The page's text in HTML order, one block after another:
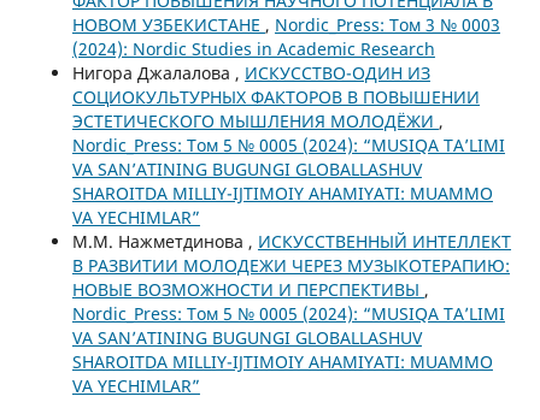
НОВОМ УЗБЕКИСТАНЕ , Nordic_Press: Том 3 № 0003
(2024): Nordic Studies in Academic Research
Нигора Джалалова , ИСКУССТВО-ОДИН ИЗ
СОЦИОКУЛЬТУРНЫХ ФАКТОРОВ В ПОВЫШЕНИИ
ЭСТЕТИЧЕСКОГО МЫШЛЕНИЯ МОЛОДЁЖИ ,
Nordic_Press: Том 5 № 0005 (2024): “MUSIQA TA’LIMI
VA SAN’ATINING BUGUNGI GLOBALLASHUV
SHAROITDA MILLIY-IJTIMOIY AHAMIYATI: MUAMMO
VA YECHIMLAR”
M.M. Нажметдинова , ИСКУССТВЕННЫЙ ИНТЕЛЛЕКТ
В РАЗВИТИИ МОЛОДЕЖИ ЧЕРЕЗ МУЗЫКОТЕРАПИЮ:
НОВЫЕ ВОЗМОЖНОСТИ И ПЕРСПЕКТИВЫ ,
Nordic_Press: Том 5 № 0005 (2024): “MUSIQA TA’LIMI
VA SAN’ATINING BUGUNGI GLOBALLASHUV
SHAROITDA MILLIY-IJTIMOIY AHAMIYATI: MUAMMO
VA YECHIMLAR”